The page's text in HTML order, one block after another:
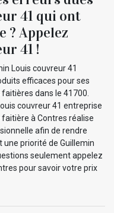
41 qui ont
? Appelez
41 !
Louis couvreur 41
efficaces pour ses
dans le 41700.
couvreur 41 entreprise
à Contres réalise
afin de rendre
priorité de Guillemin
seulement appelez
pour savoir votre prix